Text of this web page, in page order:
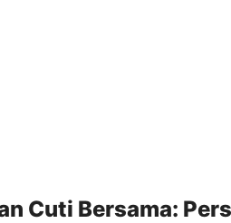
Cuti Bersama: